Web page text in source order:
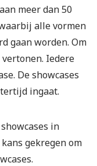
meer dan 50
alle vormen
gaan worden. Om
Iedere
De showcases
ingaat.
in
gekregen om